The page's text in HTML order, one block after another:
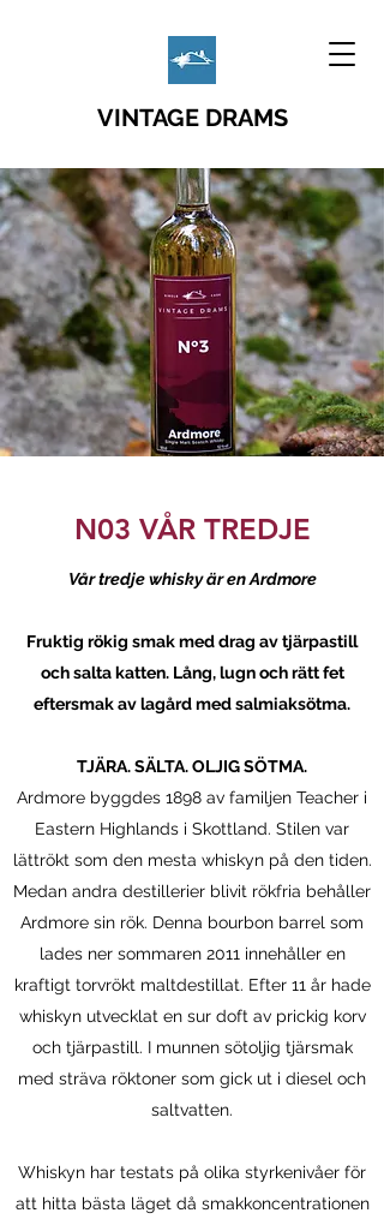
VINTAGE DRAMS
N03 VÅR TREDJE
Vår tredje whisky är en Ardmore
Fruktig rökig smak med drag av tjärpastill
och salta katten. Lång, lugn och rätt fet
eftersmak av lagård med salmiaksötma.
TJÄRA. SÄLTA. OLJIG SÖTMA.
Ardmore byggdes 1898 av familjen Teacher i
Eastern Highlands i Skottland. Stilen var
lättrökt som den mesta whiskyn på den tiden.
Medan andra destillerier blivit rökfria behåller
Ardmore sin rök. Denna bourbon barrel som
lades ner sommaren 2011 innehåller en
kraftigt torvrökt maltdestillat. Efter 11 år hade
whiskyn utvecklat en sur doft av prickig korv
och tjärpastill. I munnen sötoljig tjärsmak
med sträva röktoner som gick ut i diesel och
saltvatten.
Whiskyn har testats på olika styrkenivåer för
att hitta bästa läget då smakkoncentrationen